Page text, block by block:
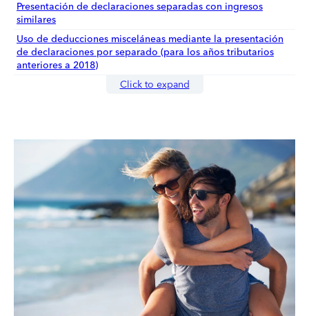
Presentación de declaraciones separadas con ingresos
similares
Uso de deducciones misceláneas mediante la presentación
de declaraciones por separado (para los años tributarios
anteriores a 2018)
Click to expand